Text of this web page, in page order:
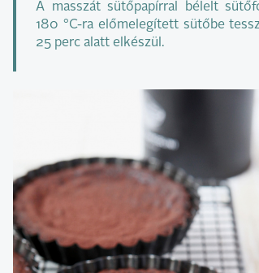
A masszát sütőpapírral bélelt
180 °C-ra előmelegített sütőbe
25 perc alatt elkészül.